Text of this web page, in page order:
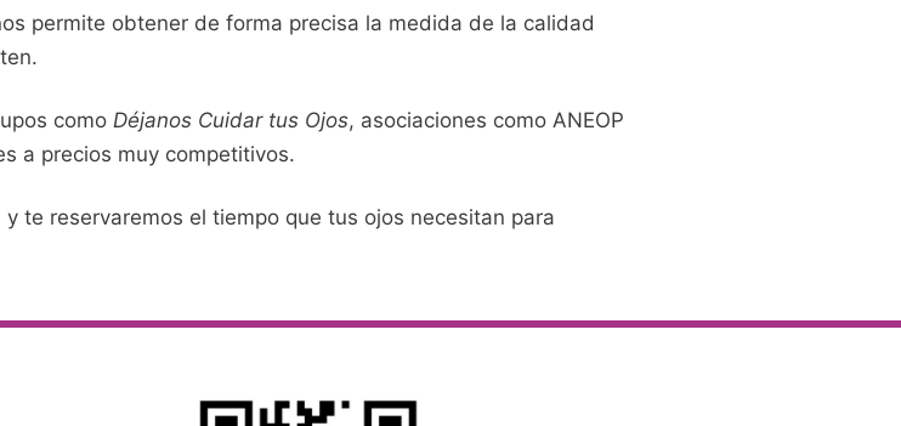
permite obtener de forma precisa la medida de la calidad
como Déjanos Cuidar tus Ojos, asociaciones como ANEOP
a precios muy competitivos.
te reservaremos el tiempo que tus ojos necesitan para